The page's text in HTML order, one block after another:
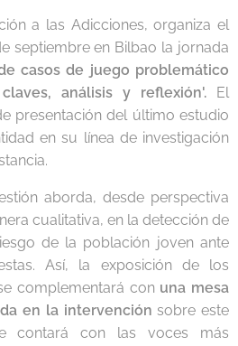
a las Adicciones, organiza el
septiembre en Bilbao la jornada
casos de juego problemático
análisis y reflexión'. El
presentación del último estudio
en su línea de investigación
aborda, desde perspectiva
cualitativa, en la detección de
de la población joven ante
Así, la exposición de los
complementará con una mesa
en la intervención sobre este
contará con las voces más